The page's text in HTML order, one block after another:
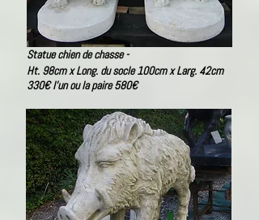
Statue chien de chasse -
Ht. 98cm x Long. du socle 100cm x Larg. 42cm
330€ l'un ou la paire 580€